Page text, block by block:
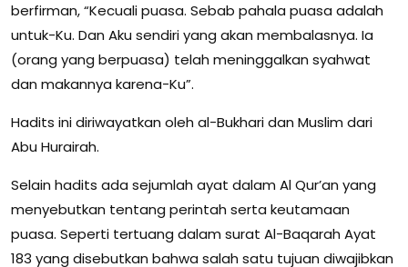
berfirman, “Kecuali puasa. Sebab pahala puasa adalah
untuk-Ku. Dan Aku sendiri yang akan membalasnya. Ia
(orang yang berpuasa) telah meninggalkan syahwat
dan makannya karena-Ku”.
Hadits ini diriwayatkan oleh al-Bukhari dan Muslim dari
Abu Hurairah.
Selain hadits ada sejumlah ayat dalam Al Qur’an yang
menyebutkan tentang perintah serta keutamaan
puasa. Seperti tertuang dalam surat Al-Baqarah Ayat
183 yang disebutkan bahwa salah satu tujuan diwajibkan